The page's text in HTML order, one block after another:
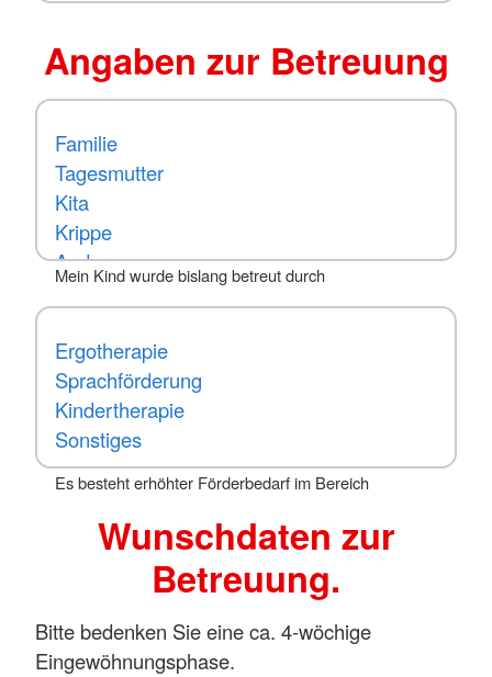
Angaben zur Betreuung
Mein Kind wurde bislang betreut durch
Es besteht erhöhter Förderbedarf im Bereich
Wunschdaten zur
Betreuung.
Bitte bedenken Sie eine ca. 4-wöchige
Eingewöhnungsphase.